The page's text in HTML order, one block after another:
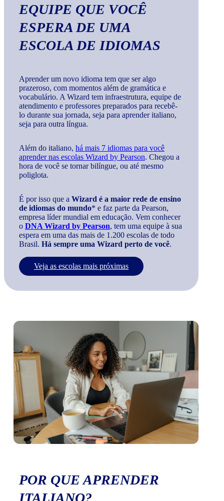
EQUIPE QUE VOCÊ
ESPERA DE UMA
ESCOLA DE IDIOMAS
Aprender um novo idioma tem que ser algo
prazeroso, com momentos além de gramática e
vocabulário. A Wizard tem infraestrutura, equipe de
atendimento e professores preparados para recebê-
lo durante sua jornada, seja para aprender italiano,
seja para outra língua.
Além do italiano, há mais 7 idiomas para você
aprender nas escolas Wizard by Pearson. Chegou a
hora de você se tornar bilíngue, ou até mesmo
poliglota.
É por isso que a Wizard é a maior rede de ensino
de idiomas do mundo* e faz parte da Pearson,
empresa líder mundial em educação. Vem conhecer
o DNA Wizard by Pearson, tem uma equipe à sua
espera em uma das mais de 1.200 escolas de todo
Brasil. Há sempre uma Wizard perto de você.
Veja as escolas mais próximas
POR QUE APRENDER
ITALIANO?